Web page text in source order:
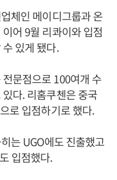
체인 메이디그룹과 온
어 9월 리콰이와 입점
있게 됐다.
문점으로 100여개 수
다. 리홈쿠첸은 중국
로 입점하기로 했다.
는 UGO에도 진출했고
입점했다.